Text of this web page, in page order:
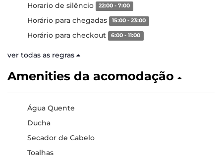
Horario de silêncio 22:00 - 7:00
Horário para chegadas 15:00 - 23:00
Horário para checkout 6:00 - 11:00
ver todas as regras
Amenities da acomodação
Água Quente
Ducha
Secador de Cabelo
Toalhas